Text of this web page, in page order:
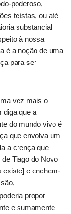
poderoso,
teístas, ou até
substancial
à nossa
é a noção de uma
para ser
vez mais o
diga que a
do mundo vivo é
que envolva um
a crença que
Tiago do Novo
existe] e enchem-
propor
e sumamente